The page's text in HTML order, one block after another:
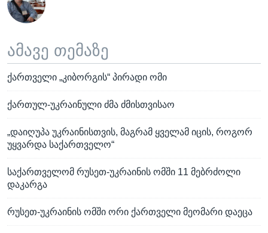
ამავე თემაზე
ქართველი „კიბორგის“ პირადი ომი
ქართულ-უკრაინული ძმა ძმისთვისაო
„დაიღუპა უკრაინისთვის, მაგრამ ყველამ იცის, როგორ
უყვარდა საქართველო“
საქართველომ რუსეთ-უკრაინის ომში 11 მებრძოლი
დაკარგა
რუსეთ-უკრაინის ომში ორი ქართველი მეომარი დაეცა